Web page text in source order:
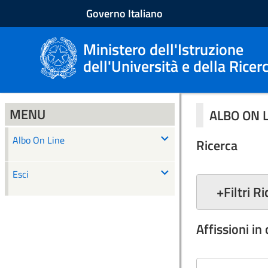
Governo Italiano
Ministero dell'Istruzione
dell'Università e della
MENU
Albo On Line
Esci
ALBO ON
Ricerca
+Filtri
Affissioni in